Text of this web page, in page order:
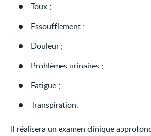
Toux ;
Essoufflement ;
Douleur ;
Problèmes urinaires ;
Fatigue ;
Transpiration.
Il réalisera un examen clinique